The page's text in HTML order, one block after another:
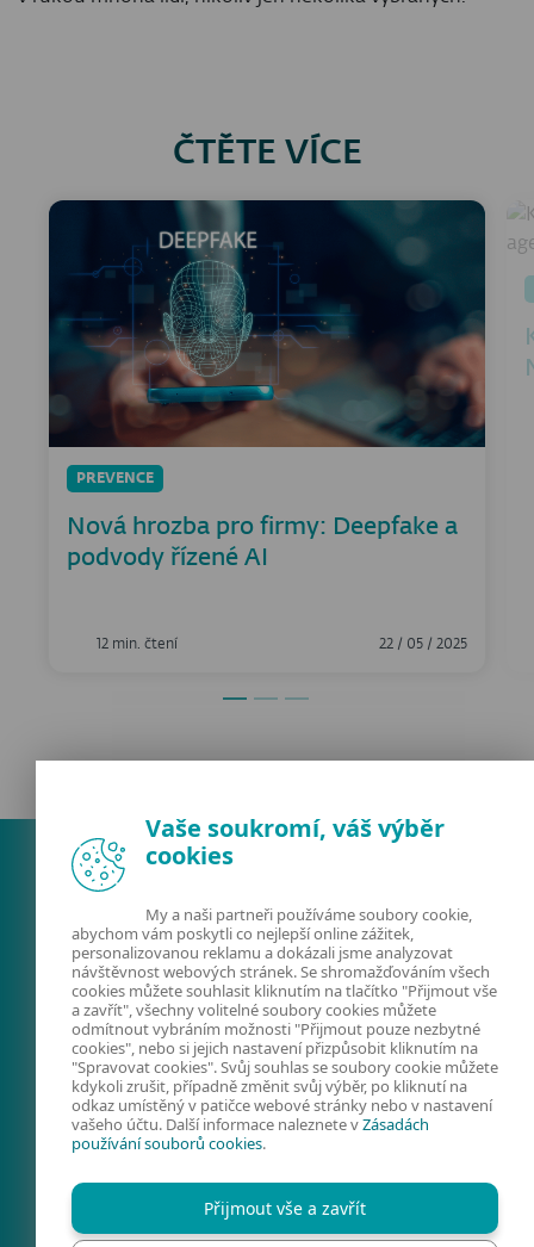
ČTĚTE VÍCE
PREVENCE
Nová hrozba pro firmy: Deepfake a
podvody řízené AI
12 min. čtení 22 / 05 / 2025
FIRMY A TECHNOLOGIE
KYBERNETICKÁ
BEZPEČNOST
PREVENCE
KONTAKTY
FACEBOOK
X LINKEDIN
Vaše soukromí, váš výběr
cookies
My a naši partneři používáme soubory cookie,
abychom vám poskytli co nejlepší online zážitek,
personalizovanou reklamu a dokázali jsme analyzovat
návštěvnost webových stránek. Se shromažďováním všech
cookies můžete souhlasit kliknutím na tlačítko "Přijmout vše
a zavřít", všechny volitelné soubory cookies můžete
odmítnout vybráním možnosti "Přijmout pouze nezbytné
cookies", nebo si jejich nastavení přizpůsobit kliknutím na
"Spravovat cookies". Svůj souhlas se soubory cookie můžete
kdykoli zrušit, případně změnit svůj výběr, po kliknutí na
odkaz umístěný v patičce webové stránky nebo v nastavení
vašeho účtu. Další informace naleznete vZásadách
používání souborů cookies.
Přijmout vše a zavřít